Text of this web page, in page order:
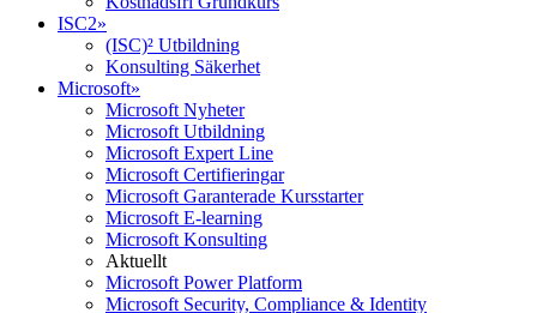
ISC2»
(ISC)² Utbildning
Konsulting Säkerhet
Microsoft»
Microsoft Nyheter
Microsoft Utbildning
Microsoft Expert Line
Microsoft Certifieringar
Microsoft Garanterade Kursstarter
Microsoft E-learning
Microsoft Konsulting
Aktuellt
Microsoft Power Platform
Microsoft Security, Compliance & Identity